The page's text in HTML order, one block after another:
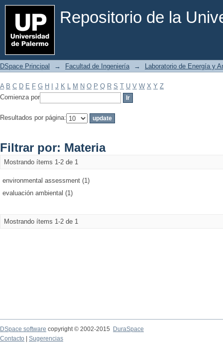
Repositorio de la
Filtrar por: Materia
DSpace Principal → Facultad de Ingeniería → Laboratorio de Energía y
A B C D E F G H J K L M N O P Q R S T U V W X Y Z
Comienza por
Resultados por página:
Filtrar por: Materia
Mostrando ítems 1-2 de 1
environmental assessment (1)
evaluación ambiental (1)
Mostrando ítems 1-2 de 1
DSpace software copyright © 2002-2015
DuraSpace
Contacto
Sugerencias